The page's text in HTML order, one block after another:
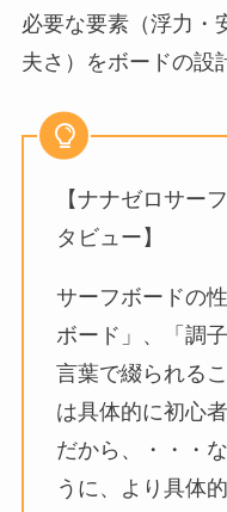
必要な要素（浮力・
夫さ）をボードの設
【ナナゼロサー
タビュー】
サーフボードの
ボード」、「調
言葉で綴られる
は具体的に初心
だから、・・・
うに、より具体